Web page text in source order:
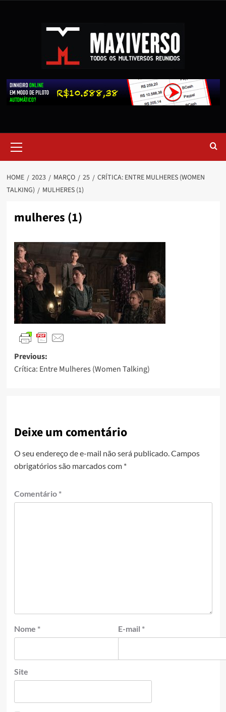
HOME 2023 MARÇO 25
CRÍTICA: ENTRE MULHERES (WOMEN
TALKING)
MULHERES (1)
mulheres (1)
Previous:
Crítica: Entre Mulheres (Women Talking)
Deixe um comentário
O seu endereço de e-mail não será publicado. Campos
obrigatórios são marcados com *
Comentário *
Nome * E-mail *
Site